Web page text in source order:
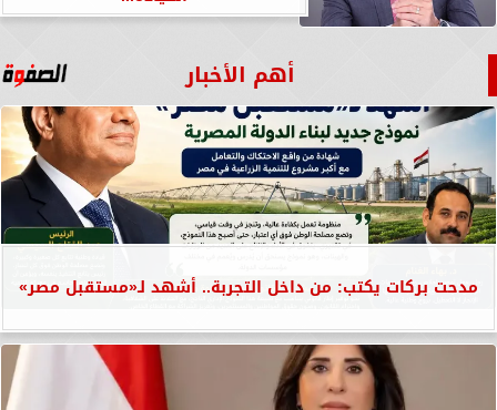
أهم الأخبار
مدحت بركات يكتب: من داخل التجربة.. أشهد لـ«مستقبل مصر»